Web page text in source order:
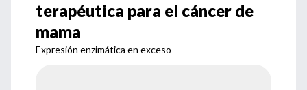
terapéutica para el cáncer de
mama
Expresión enzimática en exceso